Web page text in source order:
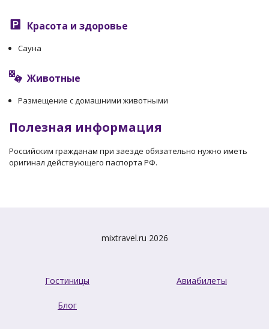
Красота и здоровье
Сауна
Животные
Размещение с домашними животными
Полезная информация
Российским гражданам при заезде обязательно нужно иметь
оригинал действующего паспорта РФ.
mixtravel.ru 2026
Гостиницы Авиабилеты
Блог